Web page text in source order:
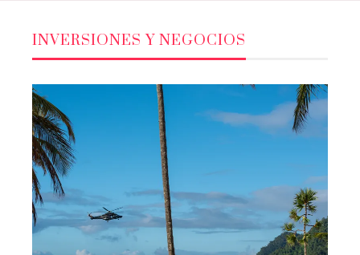
INVERSIONES Y NEGOCIOS